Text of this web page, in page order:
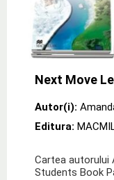
Next Move
Autor(i):
Editura:
Cartea autorului
Students Book